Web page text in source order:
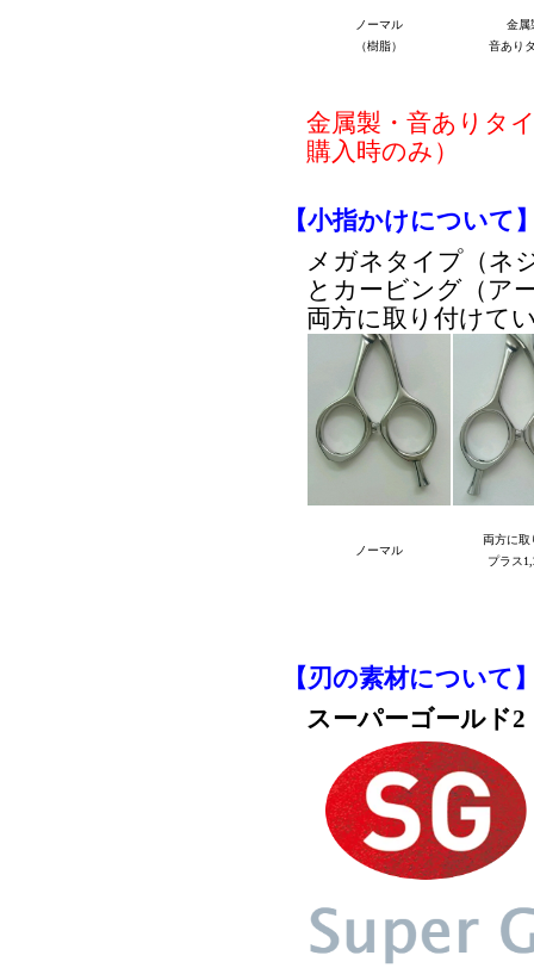
ノーマル
（樹脂）
金属
音あり
金属製・音ありタ
購入時のみ）
【小指かけについて
メガネタイプ（ネ
とカービング（ア
両方に取り付けて
ノーマル
両方に取
プラス
【刃の素材について
スーパーゴールド2